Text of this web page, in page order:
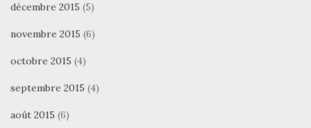
décembre 2015 (5)
novembre 2015 (6)
octobre 2015 (4)
septembre 2015 (4)
août 2015 (6)